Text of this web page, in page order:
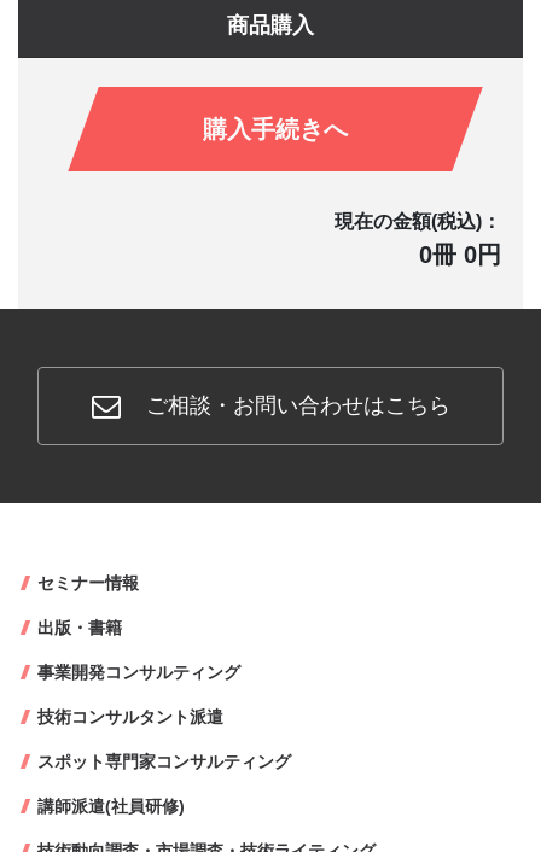
商品購入
購入手続きへ
現在の金額(税込)：
0冊 0円
ご相談・お問い合わせはこちら
セミナー情報
出版・書籍
事業開発コンサルティング
技術コンサルタント派遣
スポット専門家コンサルティング
講師派遣(社員研修)